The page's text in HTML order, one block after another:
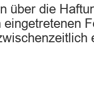
über die